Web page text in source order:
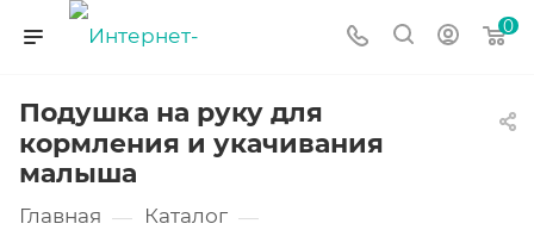
0
Подушка на руку для
кормления и укачивания
малыша
Главная — Каталог —